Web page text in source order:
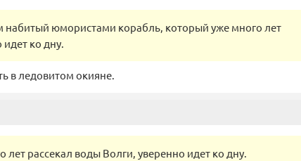
набитый юмористами корабль, который уже много лет
ко дну.
в ледовитом окияне.
лет рассекал воды Волги, уверенно идет ко дну.